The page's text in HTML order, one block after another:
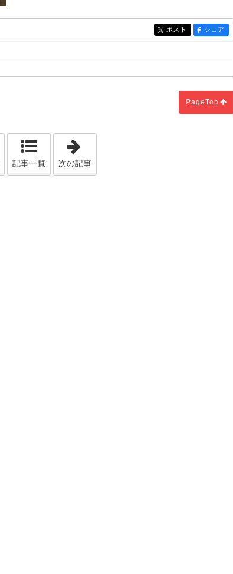
entry1404
ポスト entry1404
シェア
PageTop
「頭金ゼロでもマイホーム計画は大丈夫！？」
記事一覧 次の記事